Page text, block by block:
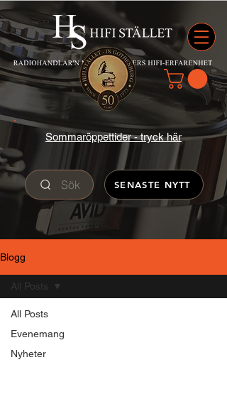
Sommaröppettider - tryck här
Sök SENASTE NYTT
Blogg
All Posts
Evenemang
Nyheter
All Posts